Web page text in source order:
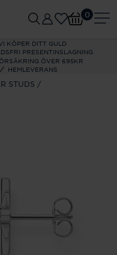
KÖPER DITT GULD
PRESENTINSLAGNING
ÖVER 695KR
HEMLEVERANS
0
STUDS